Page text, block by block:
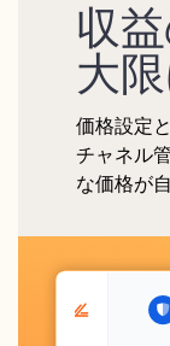
収
大
価格設定
チャネル
な価格が